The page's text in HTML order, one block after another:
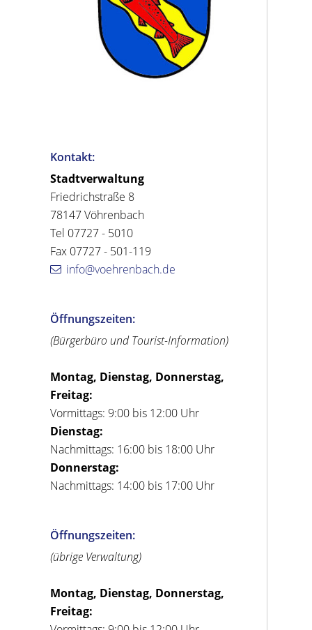
Kontakt:
Stadtverwaltung
Friedrichstraße 8
78147 Vöhrenbach
Tel 07727 - 5010
Fax 07727 - 501-119
info@voehrenbach.de
Öffnungszeiten:
(Bürgerbüro und Tourist-Information)
Montag, Dienstag, Donnerstag,
Freitag:
Vormittags: 9:00 bis 12:00 Uhr
Dienstag:
Nachmittags: 16:00 bis 18:00 Uhr
Donnerstag:
Nachmittags: 14:00 bis 17:00 Uhr
Öffnungszeiten:
(übrige Verwaltung)
Montag, Dienstag, Donnerstag,
Freitag: